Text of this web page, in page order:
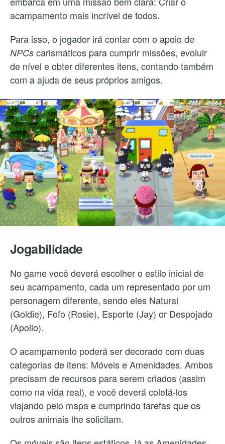
acampamento mais incrível de todos.
Para isso, o jogador irá contar com o apoio de
NPCs carismáticos para cumprir missões, evoluir
de nível e obter diferentes itens, contando também
com a ajuda de seus próprios amigos.
Jogabilidade
No game você deverá escolher o estilo inicial de
seu acampamento, cada um representado por um
personagem diferente, sendo eles Natural
(Goldie), Fofo (Rosie), Esporte (Jay) or Despojado
(Apollo).
O acampamento poderá ser decorado com duas
categorias de itens: Móveis e Amenidades. Ambos
precisam de recursos para serem criados (assim
como na vida real), e você deverá coletá-los
viajando pelo mapa e cumprindo tarefas que os
outros animais lhe solicitam.